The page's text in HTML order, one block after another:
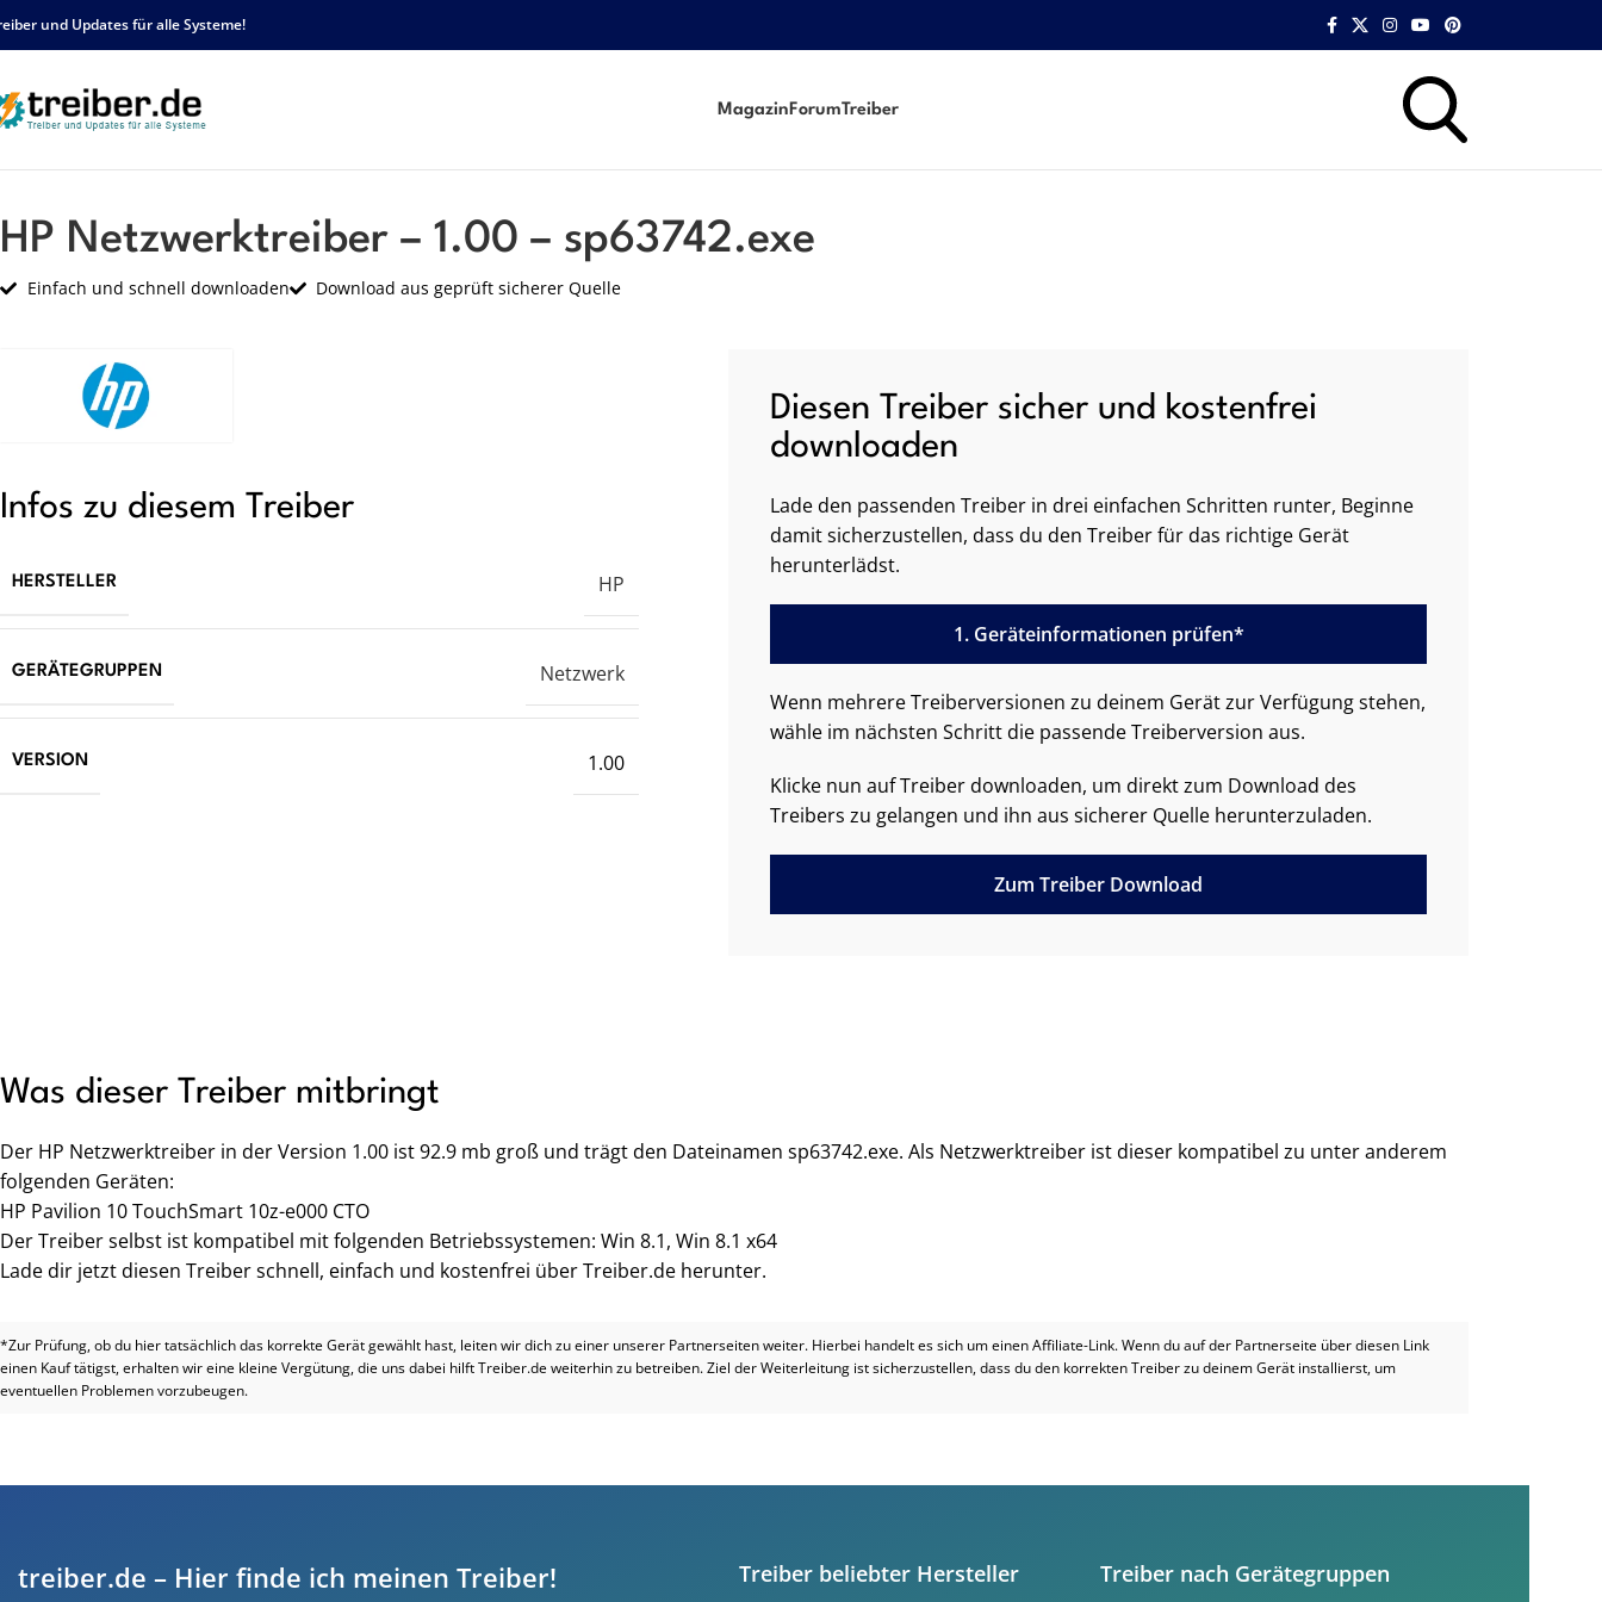
und Updates für alle Systeme!
Magazin ForumTreiber
HP Netzwerktreiber – 1.00 – sp63742.exe
Einfach und schnell downloaden Download aus geprüft sicherer Quelle
Infos zu diesem Treiber
HERSTELLER HP
GERÄTEGRUPPEN Netzwerk
VERSION 1.00
Diesen Treiber sicher und kostenfrei
downloaden
Lade den passenden Treiber in drei einfachen Schritten runter, Beginne
damit sicherzustellen, dass du den Treiber für das richtige Gerät
herunterlädst.
1. Geräteinformationen prüfen*
Wenn mehrere Treiberversionen zu deinem Gerät zur Verfügung stehen,
wähle im nächsten Schritt die passende Treiberversion aus.
Klicke nun auf Treiber downloaden, um direkt zum Download des
Treibers zu gelangen und ihn aus sicherer Quelle herunterzuladen.
Zum Treiber Download
Was dieser Treiber mitbringt
Der HP Netzwerktreiber in der Version 1.00 ist 92.9 mb groß und trägt den Dateinamen sp63742.exe. Als Netzwerktreiber ist dieser kompatibel zu unter anderem
folgenden Geräten:
HP Pavilion 10 TouchSmart 10z-e000 CTO
Der Treiber selbst ist kompatibel mit folgenden Betriebssystemen: Win 8.1, Win 8.1 x64
Lade dir jetzt diesen Treiber schnell, einfach und kostenfrei über Treiber.de herunter.
*Zur Prüfung, ob du hier tatsächlich das korrekte Gerät gewählt hast, leiten wir dich zu einer unserer Partnerseiten weiter. Hierbei handelt es sich um einen Affiliate-Link. Wenn du auf der Partnerseite über diesen Link
einen Kauf tätigst, erhalten wir eine kleine Vergütung, die uns dabei hilft Treiber.de weiterhin zu betreiben. Ziel der Weiterleitung ist sicherzustellen, dass du den korrekten Treiber zu deinem Gerät installierst, um
eventuellen Problemen vorzubeugen.
treiber.de – Hier finde ich meinen Treiber! Treiber beliebter Hersteller Treiber nach Gerätegruppen